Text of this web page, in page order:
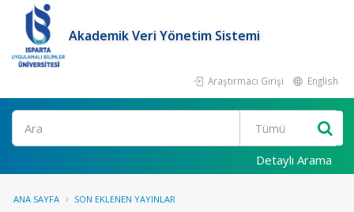
Akademik Veri Yönetim Sistemi
Araştırmacı Girişi English
Ara
Detaylı Arama
ANA SAYFA SON EKLENEN YAYINLAR